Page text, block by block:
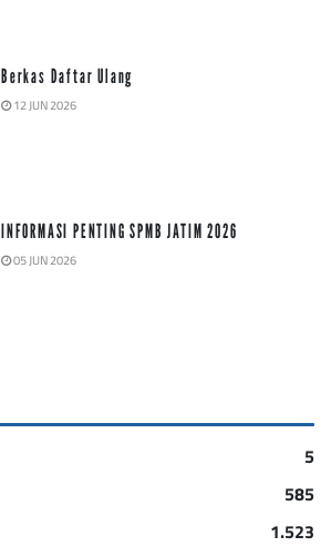
Berkas Daftar Ulang
12 JUN 2026
INFORMASI PENTING SPMB JATIM 2026
05 JUN 2026
5
585
1.523